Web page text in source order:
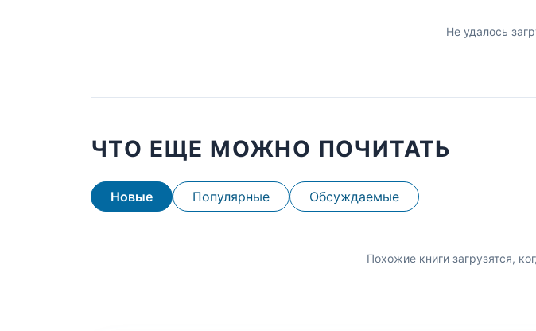
Не удалось
ЧТО ЕЩЕ МОЖНО ПОЧИТАТЬ
Новые Популярные Обсуждаемые
Похожие книги загрузятся,